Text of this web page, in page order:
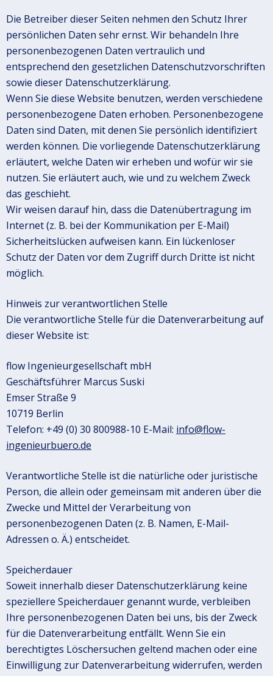
Die Betreiber dieser Seiten nehmen den Schutz Ihrer
persönlichen Daten sehr ernst. Wir behandeln Ihre
personenbezogenen Daten vertraulich und
entsprechend den gesetzlichen Datenschutzvorschriften
sowie dieser Datenschutzerklärung.
Wenn Sie diese Website benutzen, werden verschiedene
personenbezogene Daten erhoben. Personenbezogene
Daten sind Daten, mit denen Sie persönlich identifiziert
werden können. Die vorliegende Datenschutzerklärung
erläutert, welche Daten wir erheben und wofür wir sie
nutzen. Sie erläutert auch, wie und zu welchem Zweck
das geschieht.
Wir weisen darauf hin, dass die Datenübertragung im
Internet (z. B. bei der Kommunikation per E-Mail)
Sicherheitslücken aufweisen kann. Ein lückenloser
Schutz der Daten vor dem Zugriff durch Dritte ist nicht
möglich.
Hinweis zur verantwortlichen Stelle
Die verantwortliche Stelle für die Datenverarbeitung auf
dieser Website ist:
flow Ingenieurgesellschaft mbH
Geschäftsführer Marcus Suski
Emser Straße 9
10719 Berlin
Telefon: +49 (0) 30 800988-10 E-Mail: info@flow-
ingenieurbuero.de
Verantwortliche Stelle ist die natürliche oder juristische
Person, die allein oder gemeinsam mit anderen über die
Zwecke und Mittel der Verarbeitung von
personenbezogenen Daten (z. B. Namen, E-Mail-
Adressen o. Ä.) entscheidet.
Speicherdauer
Soweit innerhalb dieser Datenschutzerklärung keine
speziellere Speicherdauer genannt wurde, verbleiben
Ihre personenbezogenen Daten bei uns, bis der Zweck
für die Datenverarbeitung entfällt. Wenn Sie ein
berechtigtes Löschersuchen geltend machen oder eine
Einwilligung zur Datenverarbeitung widerrufen, werden